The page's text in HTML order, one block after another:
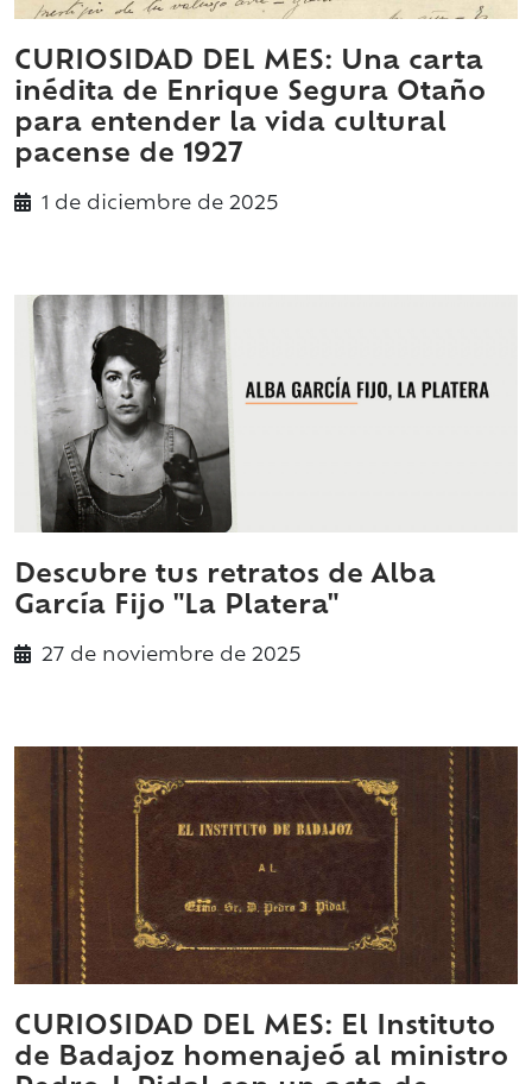
CURIOSIDAD DEL MES: Una carta
inédita de Enrique Segura Otaño
para entender la vida cultural
pacense de 1927
1 de diciembre de 2025
Descubre tus retratos de Alba
García Fijo "La Platera"
27 de noviembre de 2025
CURIOSIDAD DEL MES: El Instituto
de Badajoz homenajeó al ministro